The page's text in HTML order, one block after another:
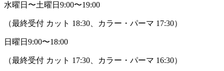
水曜日〜土曜日 9:00〜19:00
（最終受付 カット 18:30、カラー・パーマ 17:30）
日曜日 9:00〜18:00
（最終受付 カット 17:30、カラー・パーマ 16:30）